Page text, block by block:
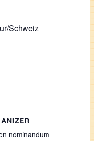
Schweiz
nominandum